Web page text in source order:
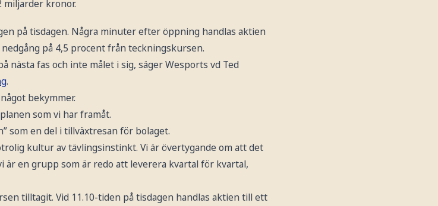
miljarder kronor.
på tisdagen. Några minuter efter öppning handlas aktien
på 4,5 procent från teckningskursen.
nästa fas och inte målet i sig, säger Wesports vd Ted
.
bekymmer.
som vi har framåt.
som en del i tillväxtresan för bolaget.
kultur av tävlingsinstinkt. Vi är övertygande om att det
är en grupp som är redo att leverera kvartal för kvartal,
tilltagit. Vid 11.10-tiden på tisdagen handlas aktien till ett